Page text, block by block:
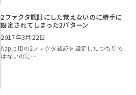
2ファクタ認証にした覚えないのに勝手に
設定されてしまった2パターン
2017年3月22日
Apple IDの2ファクタ認証を設定したつもりで
はないのに…